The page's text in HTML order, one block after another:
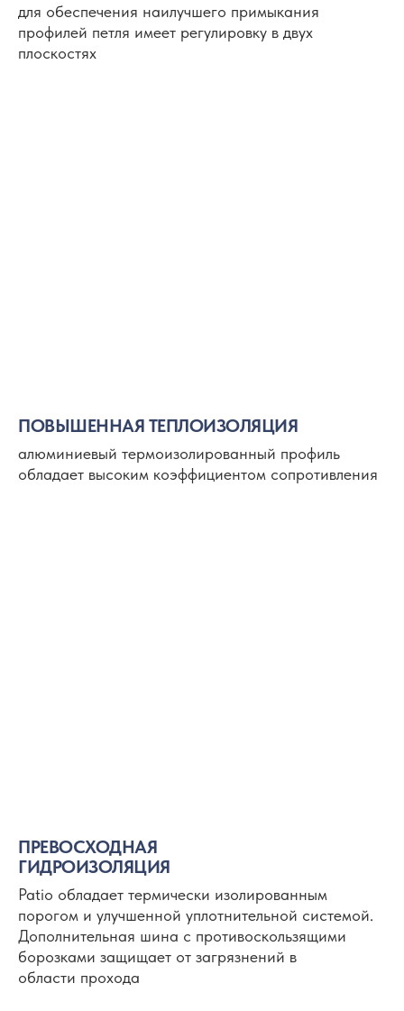
для обеспечения наилучшего примыкания
профилей петля имеет регулировку в двух
плоскостях
ПОВЫШЕННАЯ ТЕПЛОИЗОЛЯЦИЯ
алюминиевый термоизолированный профиль
обладает высоким коэффициентом сопротивления
ПРЕВОСХОДНАЯ
ГИДРОИЗОЛЯЦИЯ
Patio обладает термически изолированным
порогом и улучшенной уплотнительной системой.
Дополнительная шина с противоскользящими
борозками защищает от загрязнений в
области прохода
КОНФИГУРАЦИЯ
СИСТЕМЫ